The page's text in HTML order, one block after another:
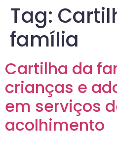
Tag:
família
Cartilha da
crianças e
em serviços
acolhimento